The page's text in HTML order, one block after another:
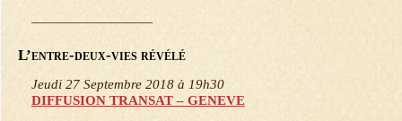
—————————
L’entre-deux-vies révélé
Jeudi 27 Septembre 2018 à 19h30
DIFFUSION TRANSAT – GENEVE